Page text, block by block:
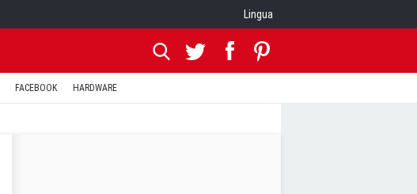
Lingua
FACEBOOK HARDWARE